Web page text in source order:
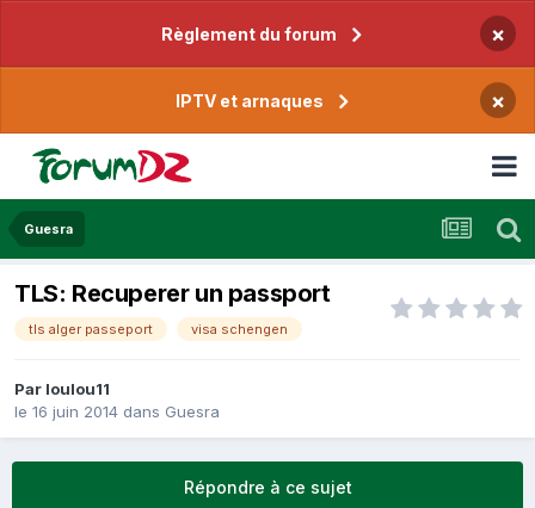
Règlement du forum ×
IPTV et arnaques ×
Guesra
TLS: Recuperer un passport
tls alger passeport visa schengen
Par loulou11
le 16 juin 2014 dans Guesra
Répondre à ce sujet